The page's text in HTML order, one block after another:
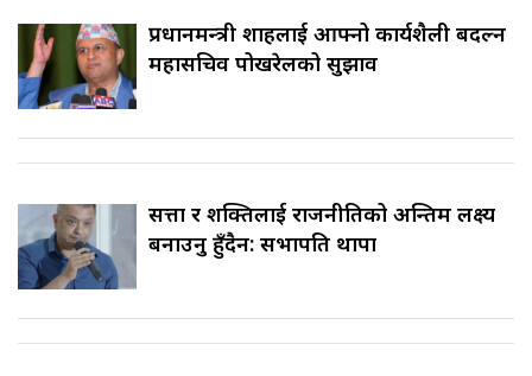
प्रधानमन्त्री शाहलाई आफ्नो कार्यशैली बदल्न
महासचिव पोखरेलको सुझाव
सत्ता र शक्तिलाई राजनीतिको अन्तिम लक्ष्य
बनाउनु हुँदैन: सभापति थापा